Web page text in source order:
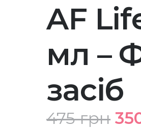
AF
мл –
засіб
475грн